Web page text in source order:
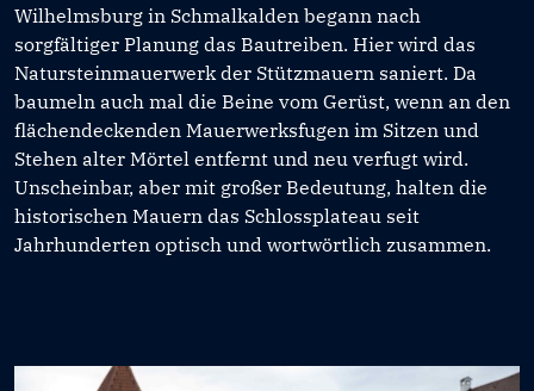
Wilhelmsburg in Schmalkalden begann nach
sorgfältiger Planung das Bautreiben. Hier wird das
Natursteinmauerwerk der Stützmauern saniert. Da
baumeln auch mal die Beine vom Gerüst, wenn an den
flächendeckenden Mauerwerksfugen im Sitzen und
Stehen alter Mörtel entfernt und neu verfugt wird.
Unscheinbar, aber mit großer Bedeutung, halten die
historischen Mauern das Schlossplateau seit
Jahrhunderten optisch und wortwörtlich zusammen.